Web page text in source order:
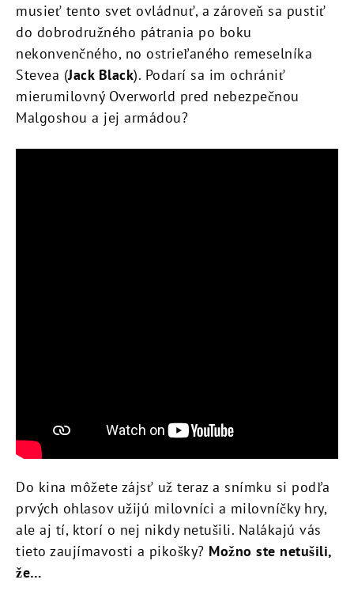
musieť tento svet ovládnuť, a zároveň sa pustiť
do dobrodružného pátrania po boku
nekonvenčného, no ostrieľaného remeselníka
Stevea (Jack Black). Podarí sa im ochrániť
mierumilovný Overworld pred nebezpečnou
Malgoshou a jej armádou?
Do kina môžete zájsť už teraz a snímku si podľa
prvých ohlasov užijú milovníci a milovníčky hry,
ale aj tí, ktorí o nej nikdy netušili. Nalákajú vás
tieto zaujímavosti a pikošky? Možno ste netušili,
že…